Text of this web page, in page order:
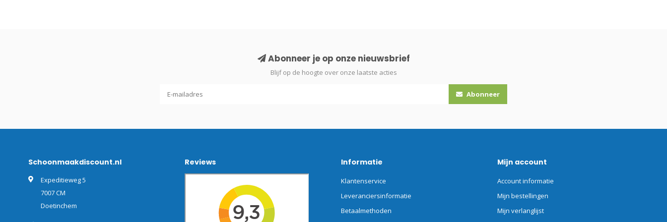
Abonneer je op onze nieuwsbrief
Blijf op de hoogte over onze laatste acties
Abonneer
Schoonmaakdiscount.nl
Expeditieweg 5
7007 CM
Doetinchem
Reviews Informatie
Klantenservice
Leveranciersinformatie
Betaalmethoden
Mijn account
Account informatie
Mijn bestellingen
Mijn verlanglijst